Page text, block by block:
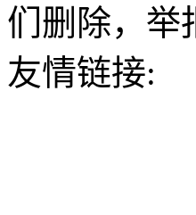
们删除，举
友情链接: